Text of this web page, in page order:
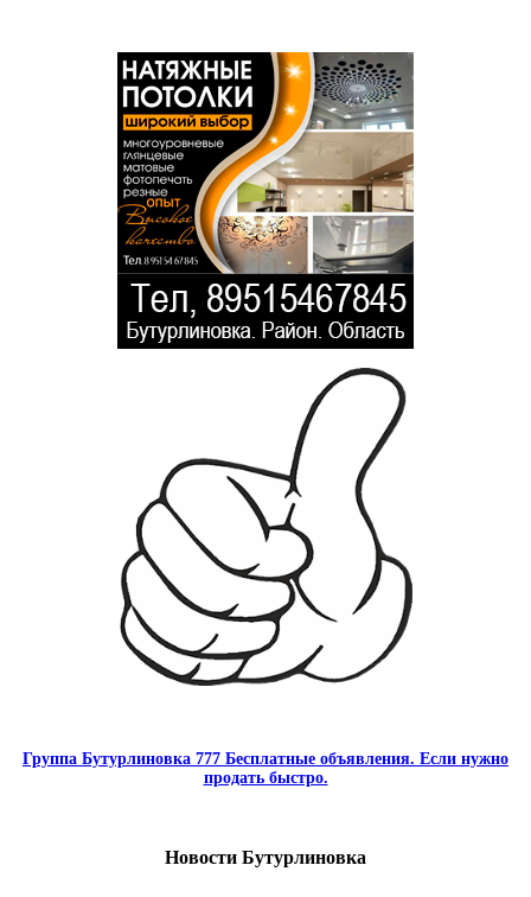
Группа Бутурлиновка 777 Бесплатные объявления. Если нужно
продать быстро.
Новости Бутурлиновка